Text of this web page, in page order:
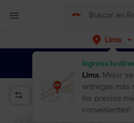
Lima
Ingresa tu
Lima. Mejor
entregas más
los precios
convenientes!
envíos gratis por
Relevancia Promos